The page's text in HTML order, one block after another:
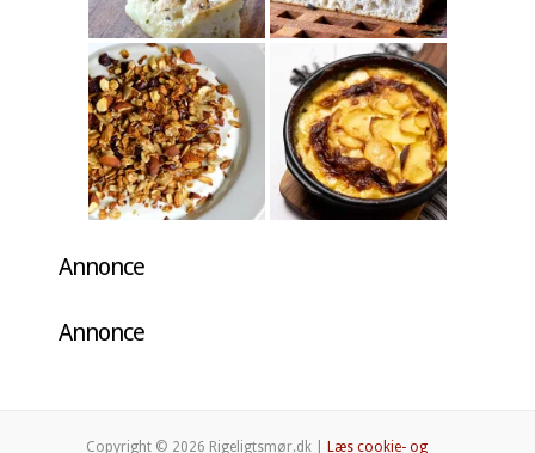
Annonce
Annonce
Copyright © 2026 Rigeligtsmør.dk | Læs cookie- og